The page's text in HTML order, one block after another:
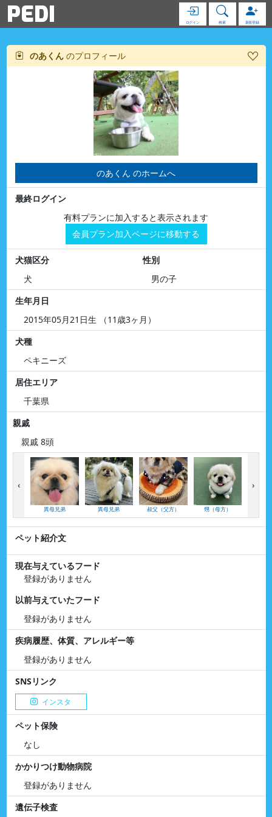
PEDI ログイン 検索 新規登録
のあくん のプロフィール
のあくん のホームへ
最終ログイン
有料プランに加入すると表示されます
会員プラン加入ページに移動する
犬猫区分
犬
性別
男の子
生年月日
2015年05月21日生 （11歳3ヶ月）
犬種
ペキニーズ
居住エリア
千葉県
親戚
親戚 8頭
異母兄弟 異母兄弟 叔父（父方） 甥（母方）
‹ ›
ペット紹介文
現在与えているフード
登録がありません
以前与えていたフード
登録がありません
疾病履歴、体質、アレルギー等
登録がありません
SNSリンク
インスタ
ペット保険
なし
かかりつけ動物病院
登録がありません
遺伝子検査